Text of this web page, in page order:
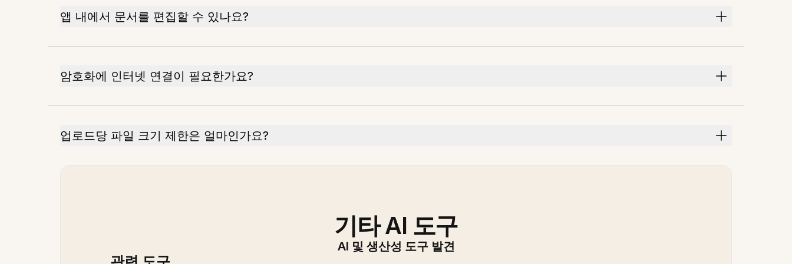
앱 내에서 문서를 편집할 수 있나요?
암호화에 인터넷 연결이 필요한가요?
업로드당 파일 크기 제한은 얼마인가요?
기타 AI 도구
AI 및 생산성 도구 발견